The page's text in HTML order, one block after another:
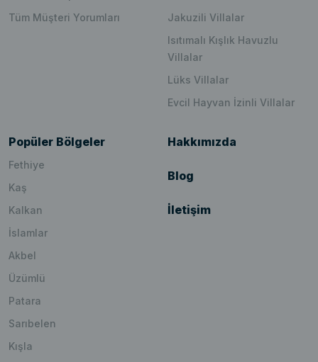
Tüm Müşteri Yorumları
Jakuzili Villalar
Isıtımalı Kışlık Havuzlu
Villalar
Lüks Villalar
Evcil Hayvan İzinli Villalar
Popüler Bölgeler
Fethiye
Kaş
Kalkan
İslamlar
Akbel
Üzümlü
Patara
Sarıbelen
Kışla
Hakkımızda
Blog
İletişim